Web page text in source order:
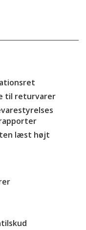
til returvarer
læst højt